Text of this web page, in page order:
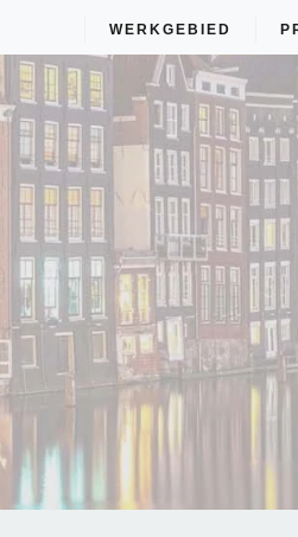
WERKGEBIED